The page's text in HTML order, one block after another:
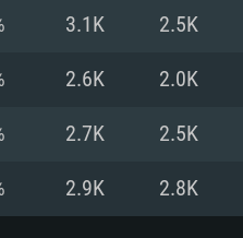
de banda larga.
de banda larga.
3.1K 2.5K
2.6K 2.0K
2.7K 2.5K
2.9K 2.8K